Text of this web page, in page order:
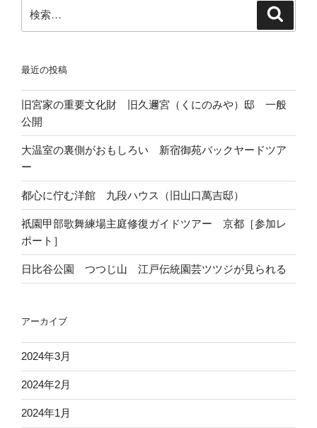
索:
最近の投稿
旧宮家の重要文化財 旧久邇宮（くにのみや）邸 一般
公開
大温室の裏側がおもしろい 新宿御苑バックヤードツア
ー
都心に佇む洋館 九段ハウス（旧山口萬吉邸）
祇園甲部歌舞練場主庭修復ガイドツアー 京都［参加レ
ポート］
日比谷公園 つつじ山 江戸伝統園芸ツツジが見られる
アーカイブ
2024年3月
2024年2月
2024年1月